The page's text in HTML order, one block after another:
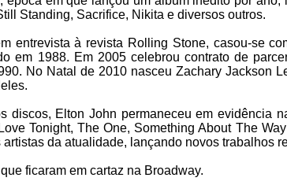
Standing, Sacrifice, Nikita e diversos outros.
entrevista à revista Rolling Stone, casou-se
em 1988. Em 2005 celebrou contrato de
No Natal de 2010 nasceu Zachary Jackson
discos, Elton John permaneceu em evidência
Tonight, The One, Something About The
da atualidade, lançando novos trabalhos
ficaram em cartaz na Broadway.